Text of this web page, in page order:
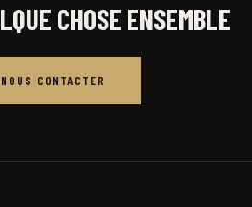
CHOSE ENSEMBLE
NOUS CONTACTER